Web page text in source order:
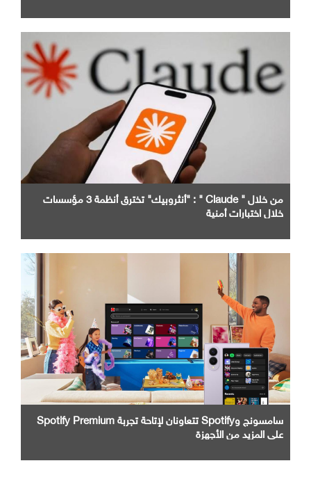
من خلال " Claude " : "أنثروبيك" تخترق أنظمة 3 مؤسسات
خلال اختبارات أمنية
سامسونج وSpotify تتعاونان لإتاحة تجربة Spotify Premium
على المزيد من الأجهزة